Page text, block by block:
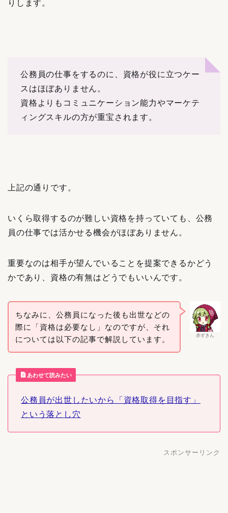
りします。
公務員の仕事をするのに、資格が役に立つケー
スはほぼありません。
資格よりもコミュニケーション能力やマーケテ
ィングスキルの方が重宝されます。
上記の通りです。
いくら取得するのが難しい資格を持っていても、公務
員の仕事では活かせる機会がほぼありません。
重要なのは相手が望んでいることを提案できるかどう
かであり、資格の有無はどうでもいいんです。
赤ずきん
ちなみに、公務員になった後も出世などの
際に「資格は必要なし」なのですが、それ
については以下の記事で解説しています。
あわせて読みたい
公務員が出世したいから「資格取得を目指す」
という落とし穴
スポンサーリンク